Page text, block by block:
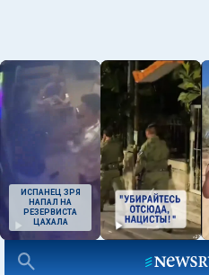
ИСПАНЕЦ ЗРЯ
НАПАЛ НА
РЕЗЕРВИСТА
ЦАХАЛА